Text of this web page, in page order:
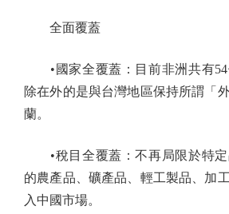
全面覆蓋
•國家全覆蓋：目前非洲共有54
除在外的是與台灣地區保持所謂「
蘭。
•稅目全覆蓋：不再局限於特定
的農產品、礦產品、輕工製品、加
入中國市場。